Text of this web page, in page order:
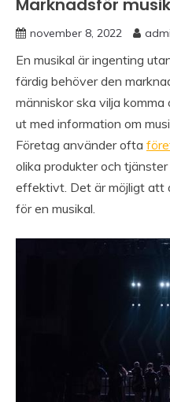
november 8, 2022
En musikal är ingenting
färdig behöver den
människor ska vilja
ut med information om
Företag använder ofta
olika produkter och
effektivt. Det är möjligt att
för en musikal.